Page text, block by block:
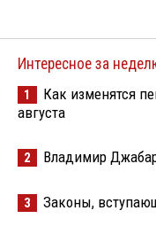
Интересное за
1
Как изменятся
августа
2 Владимир
3 Законы,